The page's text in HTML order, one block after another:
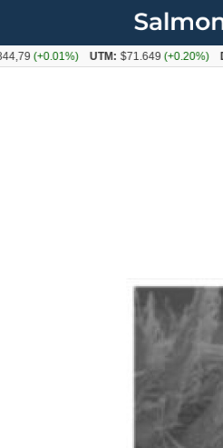
(+0.01%) UTM: $71.649(+0.20%) Dólar: